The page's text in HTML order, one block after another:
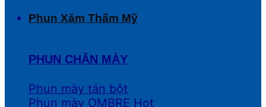
Phun Xăm Thẩm Mỹ
PHUN CHÂN MÀY
Phun mày tán bột
Phun mày OMBRE